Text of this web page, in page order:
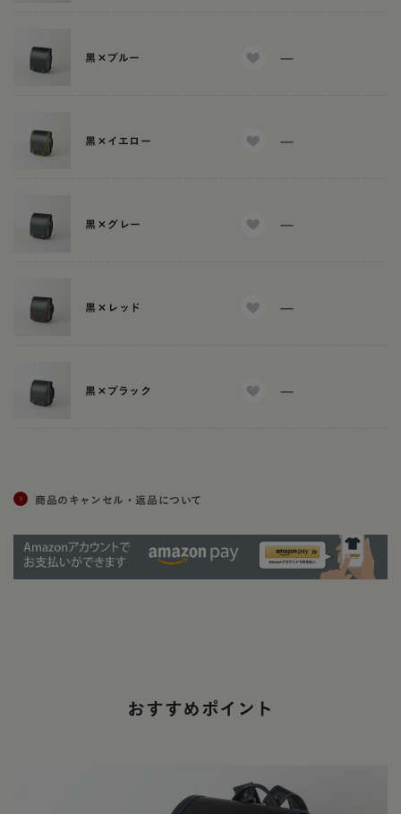
黒×ブルー —
黒×イエロー —
黒×グレー —
黒×レッド —
黒×ブラック —
商品のキャンセル・返品について
おすすめポイント